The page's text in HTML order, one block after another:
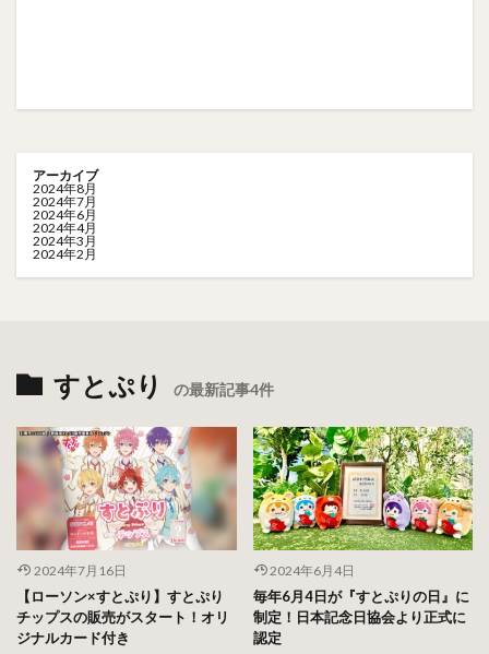
アーカイブ
2024年8月
2024年7月
2024年6月
2024年4月
2024年3月
2024年2月
すとぷり の最新記事4件
2024年7月16日
【ローソン×すとぷり】すとぷり
チップスの販売がスタート！オリ
ジナルカード付き
2024年6月4日
毎年6月4日が『すとぷりの日』に
制定！日本記念日協会より正式に
認定